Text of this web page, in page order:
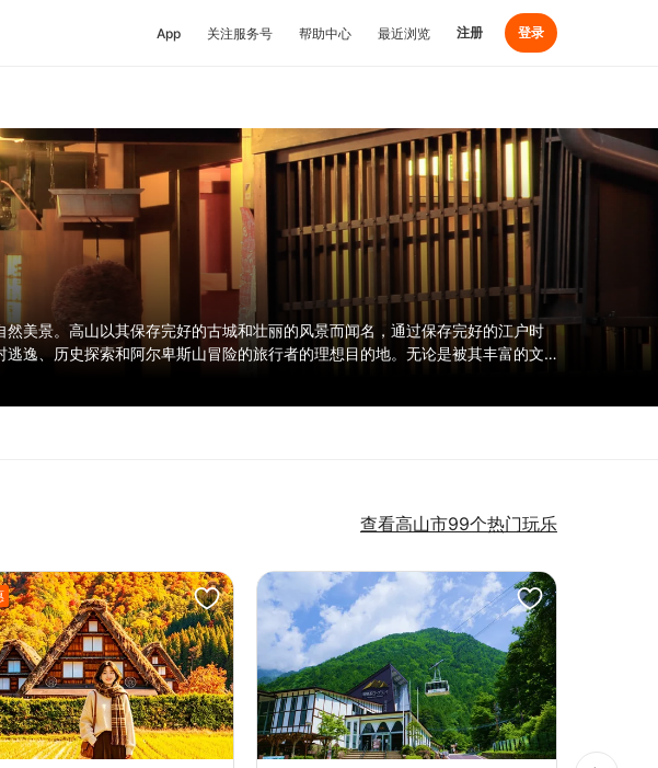
App 关注服务号 帮助中心 最近浏览 注册 登录
美景。高山以其保存完好的古城和壮丽的风景而闻名，通过保存完好的江户时
逸、历史探索和阿尔卑斯山冒险的旅行者的理想目的地。无论是被其丰富的文
体验。
查看高山市99个热门玩乐